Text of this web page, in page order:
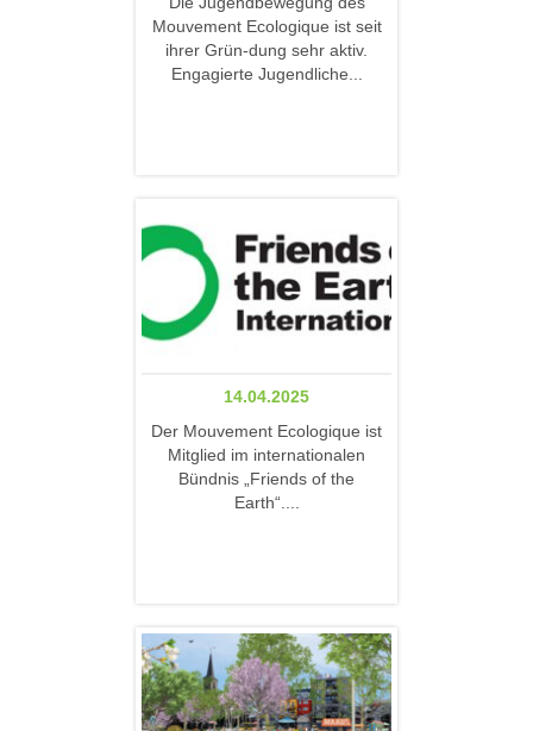
Mouvement Ecologique ist seit
ihrer Grün-dung sehr aktiv.
Engagierte Jugendliche...
14.04.2025
Der Mouvement Ecologique ist
Mitglied im internationalen
Bündnis „Friends of the
Earth“....